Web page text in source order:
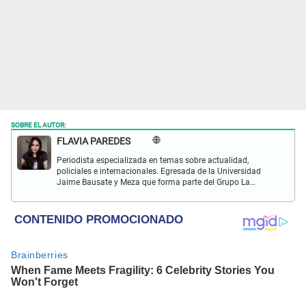
SOBRE EL AUTOR:
FLAVIA PAREDES
Periodista especializada en temas sobre actualidad,
policiales e internacionales. Egresada de la Universidad
Jaime Bausate y Meza que forma parte del Grupo La
Wapa.